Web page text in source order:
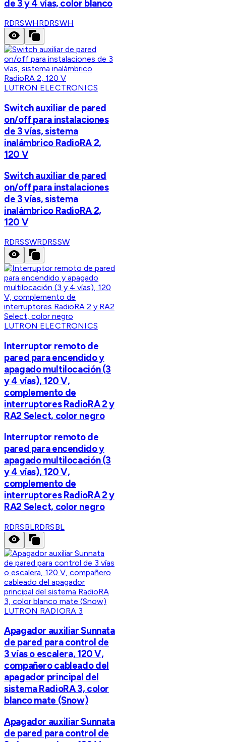
de 3 y 4 vías, color blanco
RDRSWHRDRSWH
LUTRON ELECTRONICS
Switch auxiliar de pared
on/off para instalaciones
de 3 vías, sistema
inalámbrico RadioRA 2,
120 V
Switch auxiliar de pared
on/off para instalaciones
de 3 vías, sistema
inalámbrico RadioRA 2,
120 V
RDRSSWRDRSSW
LUTRON ELECTRONICS
Interruptor remoto de
pared para encendido y
apagado multilocación (3
y 4 vías), 120 V,
complemento de
interruptores RadioRA 2 y
RA2 Select, color negro
Interruptor remoto de
pared para encendido y
apagado multilocación (3
y 4 vías), 120 V,
complemento de
interruptores RadioRA 2 y
RA2 Select, color negro
RDRSBLRDRSBL
LUTRON RADIORA 3
Apagador auxiliar Sunnata
de pared para control de
3 vías o escalera, 120 V,
compañero cableado del
apagador principal del
sistema RadioRA 3, color
blanco mate (Snow)
Apagador auxiliar Sunnata
de pared para control de